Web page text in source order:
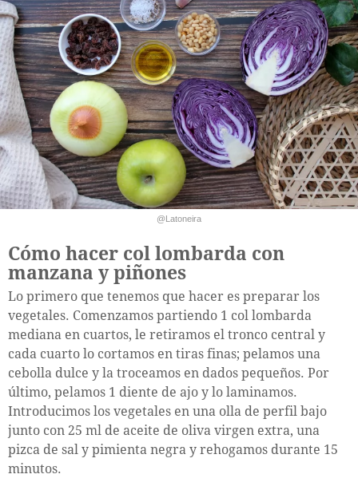
@Latoneira
Cómo hacer col lombarda con
manzana y piñones
Lo primero que tenemos que hacer es preparar los
vegetales. Comenzamos partiendo 1 col lombarda
mediana en cuartos, le retiramos el tronco central y
cada cuarto lo cortamos en tiras finas; pelamos una
cebolla dulce y la troceamos en dados pequeños. Por
último, pelamos 1 diente de ajo y lo laminamos.
Introducimos los vegetales en una olla de perfil bajo
junto con 25 ml de aceite de oliva virgen extra, una
pizca de sal y pimienta negra y rehogamos durante 15
minutos.